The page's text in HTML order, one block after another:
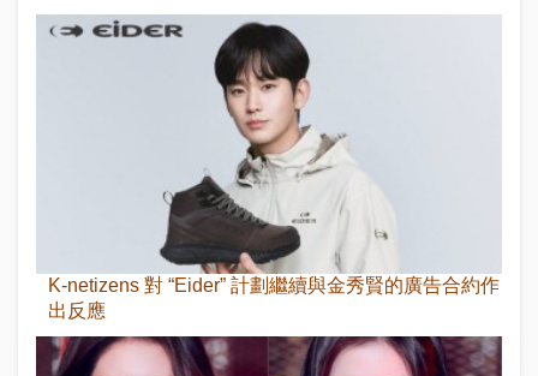
K-netizens 對 “Eider” 計劃繼續與金秀賢的廣告合約作
出反應